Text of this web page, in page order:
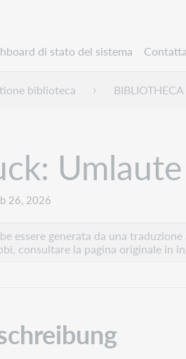
di stato del sistema
la gerarchia globale
biblioteca BIBLIOTHECA
26, 2026
essere generata da una
consultare la pagina originale in